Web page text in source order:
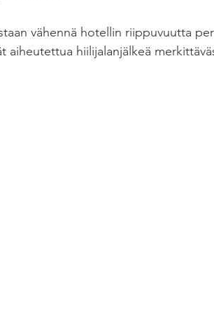
vähennä hotellin riippuvuutta
aiheutettua hiilijalanjälkeä